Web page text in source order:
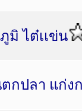
มิ ไต๋เเข่น
กปลา แก่ง